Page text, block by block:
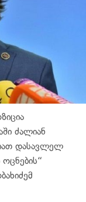
ძალიან
დასავლელ